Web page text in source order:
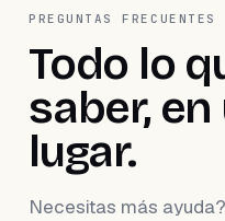
PREGUNTAS FRECUENTES
Todo lo
saber,
lugar.
Necesitas más